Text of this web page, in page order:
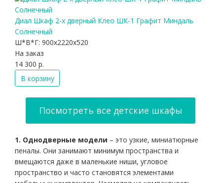
Диал Шкаф 2-х дверный Клео ШК-1 Графит Миндаль
Солнечный
Ш*В*Г: 900x2220x520
На заказ
14 300 р.
В корзину
Посмотреть все детские шкафы
1. Однодверные модели – это узкие, миниатюрные
пеналы. Они занимают минимум пространства и
вмещаются даже в маленькие ниши, угловое
пространство и часто становятся элементами